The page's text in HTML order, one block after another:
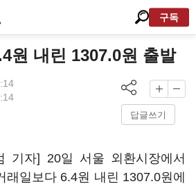
구독
원 내린 1307.0원 출발
답글쓰기
기자] 20일 서울 외환시장에서
래일보다 6.4원 내린 1307.0원에